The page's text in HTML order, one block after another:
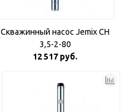
Скважинный насос Jemix CH
3,5-2-80
12 517 руб.